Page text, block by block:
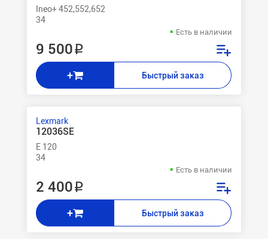
Ineo+ 452,552,652
34
Есть в наличии
9 500 ₽
+ Быстрый заказ
Lexmark
12036SE
E 120
34
Есть в наличии
2 400 ₽
+ Быстрый заказ